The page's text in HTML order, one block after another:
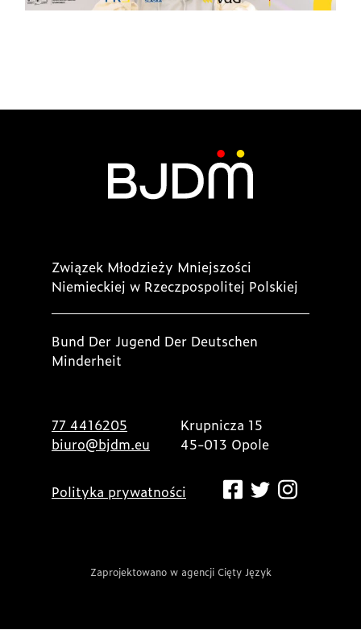
Związek Młodzieży Mniejszości
Niemieckiej w Rzeczpospolitej Polskiej
Bund Der Jugend Der Deutschen
Minderheit
77 4416205
biuro@bjdm.eu
Krupnicza 15
45-013 Opole
Polityka prywatności
Zaprojektowano w agencji Cięty Język